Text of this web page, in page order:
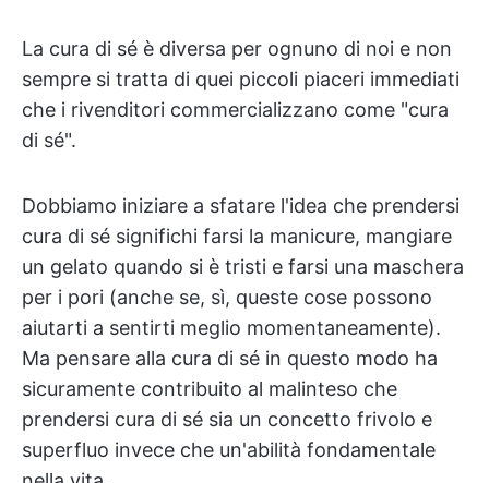
La cura di sé è diversa per ognuno di noi e non
sempre si tratta di quei piccoli piaceri immediati
che i rivenditori commercializzano come "cura
di sé".
Dobbiamo iniziare a sfatare l'idea che prendersi
cura di sé significhi farsi la manicure, mangiare
un gelato quando si è tristi e farsi una maschera
per i pori (anche se, sì, queste cose possono
aiutarti a sentirti meglio momentaneamente).
Ma pensare alla cura di sé in questo modo ha
sicuramente contribuito al malinteso che
prendersi cura di sé sia un concetto frivolo e
superfluo invece che un'abilità fondamentale